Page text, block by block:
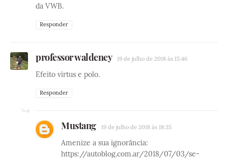
da VWB.
Responder
professor waldeney 19 de julho de 2018 às 15:46
Efeito virtus e polo.
Responder
Mustang 19 de julho de 2018 às 18:35
Amenize a sua ignorância:
https://autoblog.com.ar/2018/07/03/se-